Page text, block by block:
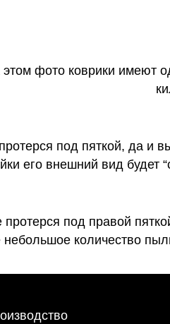
фото коврики имеют
под пяткой, да и
его внешний вид будет
под правой
количество